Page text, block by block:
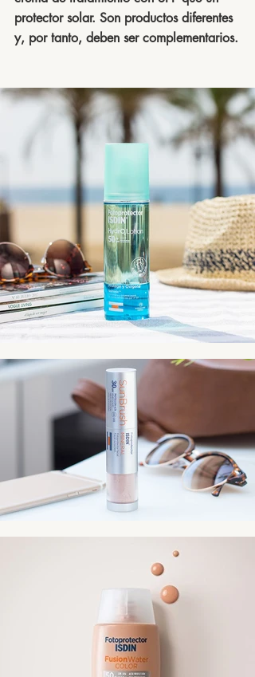
protector solar. Son productos diferentes
y, por tanto, deben ser complementarios.